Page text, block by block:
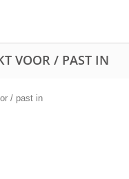
VOOR / PAST IN
/ past in